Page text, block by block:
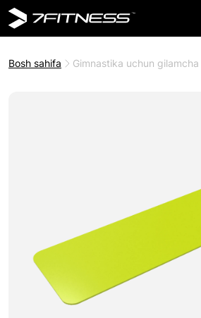
Bosh sahifa Gimnastika uchun gilamcha